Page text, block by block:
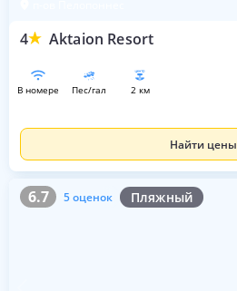
4 Aktaion Resort
в номере пес/гал 2 км
Найти цены
6.7 5 оценок Пляжный
6.7 5 оценок